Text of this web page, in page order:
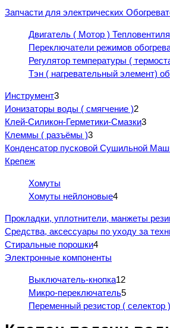
Запчасти для электрических
Двигатель ( Мотор )
Переключатели режимов
Регулятор температуры (
Тэн ( нагревательный элемент)
Инструмент3
Ионизаторы воды ( смягчение )2
Клей-Силикон-Герметики-Смазки3
Клеммы ( разъёмы )3
Конденсатор пусковой Сушильной
Крепеж
Хомуты
Хомуты нейлоновые4
Прокладки, уплотнители, манжеты
Средства, аксессуары по уходу за
Стиральные порошки4
Электронные компоненты
Выключатель-кнопка12
Микро-переключатель5
Переменный резистор ( селектор )